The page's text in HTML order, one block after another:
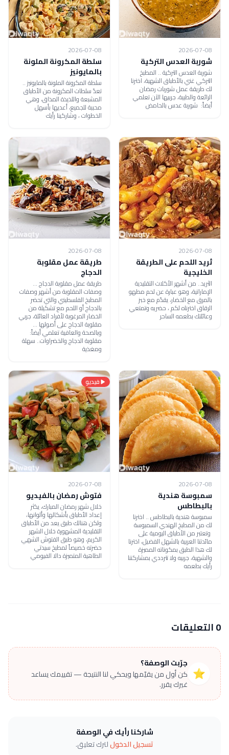
2026-07-08
شوربة العدس التركية
شوربة العدس التركية .. المطبخ
التركي غني بالأطباق الشهية، اخترنا
لك طريقة عمل شوربات رمضان
الرائعة والطيبة، جربيها الآن تعلمي
أيضاً: شوربة عدس بالحامض
2026-07-08
سلطة المكرونة الملونة
بالمايونيز
سلطة المكرونة الملونة بالمايونيز ..
تعدّ سلطات المكرونة من الأطباق
المشبعة واللذيذة المذاق، وهي
محببة للجميع، أعديها بأسهل
الخطوات ، وشاركينا رأيك
2026-07-08
ثريد اللحم على الطريقة
الخليجية
الثريد.. من أشهر الأكلات التقليدية
الإماراتية، وهو عبارة عن لحم مطهو
بالمرق مع الخضار، يقدّم مع خبز
الرقاق اخترناه لكم ، حضريه وتمتعي
وعائلتك بطعمه الساحر
2026-07-08
طريقة عمل مقلوبة
الدجاج
طريقة عمل مقلوبة الدجاج ...
وصفات المقلوبة من أشهر وصفات
المطبخ الفلسطيني والتي تحضر
بالدجاج أو اللحم مع تشكيلة من
الخضار المرغوبة لأفراد العائلة، جربي
مقلوبة الدجاج على أصولها ...
وبالصحة والعافية تعلمي أيضاً:
مقلوبة الدجاج والخضراوات.. سهلة
ومغذية
2026-07-08
سمبوسة هندية
بالبطاطس
سمبوسة هندية بالبطاطس .. اخترنا
لك من المطبخ الهندي السمبوسة
وتعتبر من الأطباق اليومية على
مائدتنا العربية بالشهل الفضيل، اخترنا
لك هذا الطبق بمكوناته المميزة
والشهية، جربيه ولا تترددي بمشاركتنا
رأيك بطعمه
فيديو
2026-07-08
فتوش رمضان بالفيديو
خلال شهر رمضان المبارك، يكثر
إعداد الأطباق بأشكالها وألوانها،
ولكن هنالك طبق يعد من الأطباق
التقليدية المشهورة خلال الشهر
الكريم، وهو طبق الفتوش الشهي
حضرته خصيصاً لمطبخ سيدتي
الطاهية المتميزة دالا الفيومي
0 التعليقات
⭐
جرّبت الوصفة؟
كن أول من يقيّمها ويحكي لنا النتيجة — تقييمك يساعد
غيرك يقرر.
شاركنا رأيك في الوصفة
تسجيل الدخوللترك تعليق.